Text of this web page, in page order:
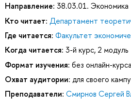
Направление: 38.03.01. Экономика
Кто читает: Департамент
Где читается: Факультет
Когда читается: 3-й курс, 2 модуль
Формат изучения: без онлайн-курса
Охват аудитории: для своего
Преподаватели: Смирнов Сергей